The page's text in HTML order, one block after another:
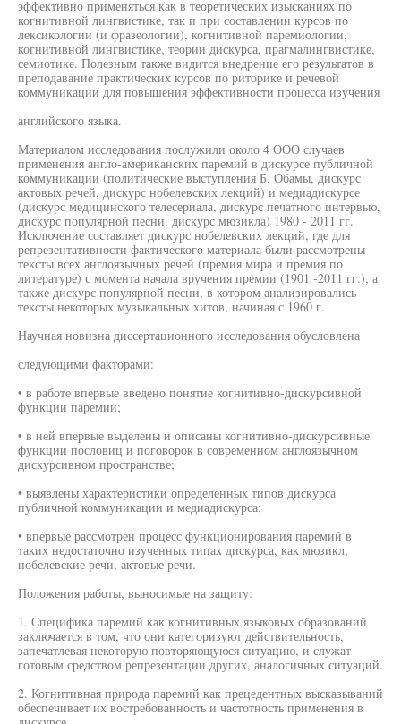
эффективно применяться как в теоретических изысканиях по
когнитивной лингвистике, так и при составлении курсов по
лексикологии (и фразеологии), когнитивной паремиологии,
когнитивной лингвистике, теории дискурса, прагмалингвистике,
семиотике. Полезным также видится внедрение его результатов в
преподавание практических курсов по риторике и речевой
коммуникации для повышения эффективности процесса изучения
английского языка.
Материалом исследования послужили около 4 ООО случаев
применения англо-американских паремий в дискурсе публичной
коммуникации (политические выступления Б. Обамы, дискурс
актовых речей, дискурс нобелевских лекций) и медиадискурсе
(дискурс медицинского телесериала, дискурс печатного интервью,
дискурс популярной песни, дискурс мюзикла) 1980 - 2011 гг.
Исключение составляет дискурс нобелевских лекций, где для
репрезентативности фактического материала были рассмотрены
тексты всех англоязычных речей (премия мира и премия по
литературе) с момента начала вручения премии (1901 -2011 гг.), а
также дискурс популярной песни, в котором анализировались
тексты некоторых музыкальных хитов, начиная с 1960 г.
Научная новизна диссертационного исследования обусловлена
следующими факторами:
• в работе впервые введено понятие когнитивно-дискурсивной
функции паремии;
• в ней впервые выделены и описаны когнитивно-дискурсивные
функции пословиц и поговорок в современном англоязычном
дискурсивном пространстве;
• выявлены характеристики определенных типов дискурса
публичной коммуникации и медиадискурса;
• впервые рассмотрен процесс функционирования паремий в
таких недостаточно изученных типах дискурса, как мюзикл,
нобелевские речи, актовые речи.
Положения работы, выносимые на защиту:
1. Специфика паремий как когнитивных языковых образований
заключается в том, что они категоризуют действительность,
запечатлевая некоторую повторяющуюся ситуацию, и служат
готовым средством репрезентации других, аналогичных ситуаций.
2. Когнитивная природа паремий как прецедентных высказываний
обеспечивает их востребованность и частотность применения в